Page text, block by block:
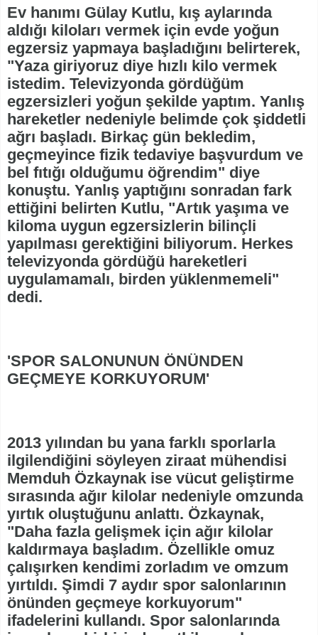
Ev hanımı Gülay Kutlu, kış aylarında
aldığı kiloları vermek için evde yoğun
egzersiz yapmaya başladığını belirterek,
"Yaza giriyoruz diye hızlı kilo vermek
istedim. Televizyonda gördüğüm
egzersizleri yoğun şekilde yaptım. Yanlış
hareketler nedeniyle belimde çok şiddetli
ağrı başladı. Birkaç gün bekledim,
geçmeyince fizik tedaviye başvurdum ve
bel fıtığı olduğumu öğrendim" diye
konuştu. Yanlış yaptığını sonradan fark
ettiğini belirten Kutlu, "Artık yaşıma ve
kiloma uygun egzersizlerin bilinçli
yapılması gerektiğini biliyorum. Herkes
televizyonda gördüğü hareketleri
uygulamamalı, birden yüklenmemeli"
dedi.
'SPOR SALONUNUN ÖNÜNDEN
GEÇMEYE KORKUYORUM'
2013 yılından bu yana farklı sporlarla
ilgilendiğini söyleyen ziraat mühendisi
Memduh Özkaynak ise vücut geliştirme
sırasında ağır kilolar nedeniyle omzunda
yırtık oluştuğunu anlattı. Özkaynak,
"Daha fazla gelişmek için ağır kilolar
kaldırmaya başladım. Özellikle omuz
çalışırken kendimi zorladım ve omzum
yırtıldı. Şimdi 7 aydır spor salonlarının
önünden geçmeye korkuyorum"
ifadelerini kullandı. Spor salonlarında